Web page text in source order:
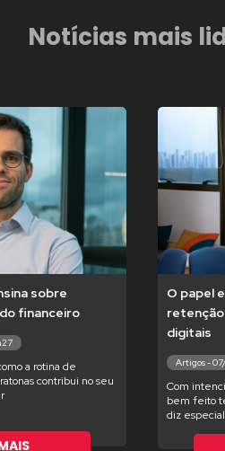
Notícias mais
sobre
financeiro
a rotina de
contribui no seu
O papel
digitais
Artigos -
Com
bem feito
diz